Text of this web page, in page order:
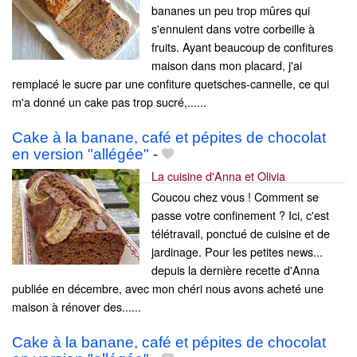
bananes un peu trop mûres qui
s'ennuient dans votre corbeille à
fruits. Ayant beaucoup de confitures
maison dans mon placard, j'ai
remplacé le sucre par une confiture quetsches-cannelle, ce qui
m'a donné un cake pas trop sucré,......
Cake à la banane, café et pépites de chocolat
en version "allégée" -
La cuisine d'Anna et Olivia
Coucou chez vous ! Comment se
passe votre confinement ? Ici, c'est
télétravail, ponctué de cuisine et de
jardinage. Pour les petites news...
depuis la dernière recette d'Anna
publiée en décembre, avec mon chéri nous avons acheté une
maison à rénover des......
Cake à la banane, café et pépites de chocolat